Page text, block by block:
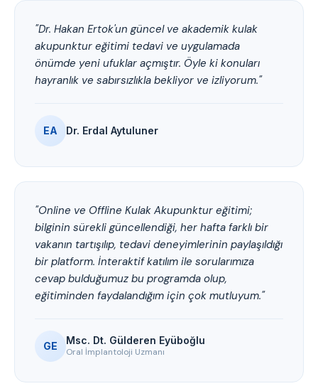
"Dr. Hakan Ertok'un güncel ve akademik kulak
akupunktur eğitimi tedavi ve uygulamada
önümde yeni ufuklar açmıştır. Öyle ki konuları
hayranlık ve sabırsızlıkla bekliyor ve izliyorum."
EA Dr. Erdal Aytuluner
"Online ve Offline Kulak Akupunktur eğitimi;
bilginin sürekli güncellendiği, her hafta farklı bir
vakanın tartışılıp, tedavi deneyimlerinin paylaşıldığı
bir platform. İnteraktif katılım ile sorularımıza
cevap bulduğumuz bu programda olup,
eğitiminden faydalandığım için çok mutluyum."
GE Msc. Dt. Gülderen Eyüboğlu
Oral İmplantoloji Uzmanı